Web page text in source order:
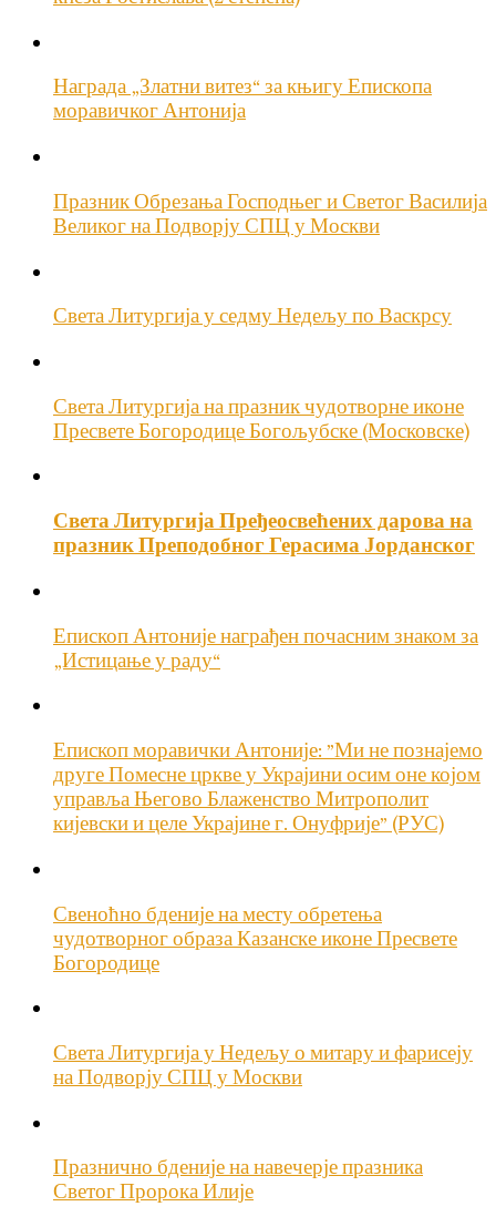
Награда „Златни витез“ за књигу Епископа
моравичког Антонија
Празник Обрезања Господњег и Светог Василија
Великог на Подворју СПЦ у Москви
Света Литургија у седму Недељу по Васкрсу
Света Литургија на празник чудотворне иконе
Пресвете Богородице Богољубске (Московске)
Света Литургија Пређеосвећених дарова на
празник Преподобног Герасима Јорданског
Епископ Антоније награђен почасним знаком за
„Истицање у раду“
Епископ моравички Антоније: ”Ми не познајемо
друге Помесне цркве у Украјини осим оне којом
управља Његово Блаженство Митрополит
кијевски и целе Украјине г. Онуфрије” (РУС)
Свеноћно бденије на месту обретења
чудотворног образа Казанске иконе Пресвете
Богородице
Света Литургија у Недељу о митару и фарисеју
на Подворју СПЦ у Москви
Празнично бденије на навечерје празника
Светог Пророка Илије